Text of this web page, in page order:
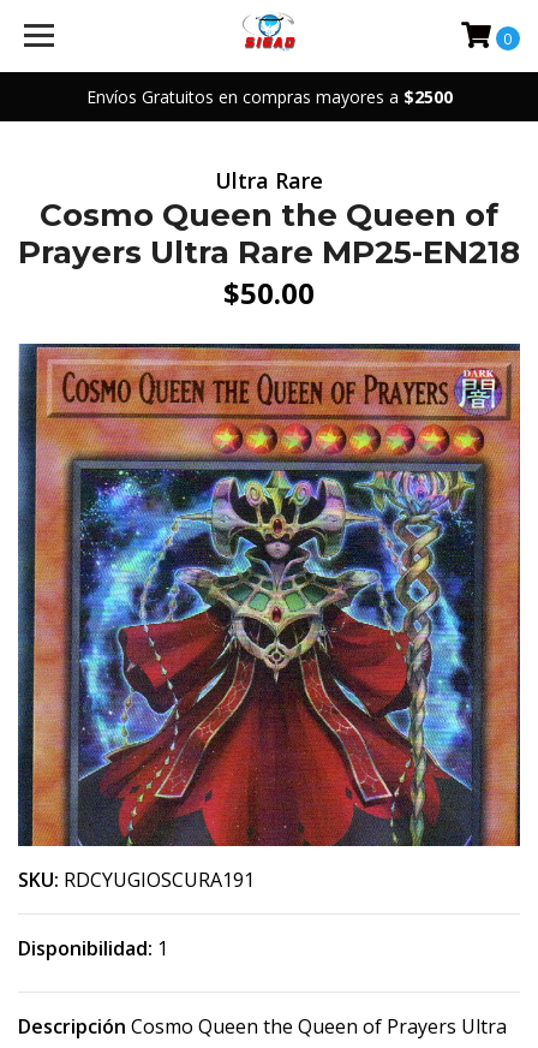
Envíos Gratuitos en compras mayores a $2500
0
Ultra Rare
Cosmo Queen the Queen of
Prayers Ultra Rare MP25-EN218
$50.00
SKU: RDCYUGIOSCURA191
Disponibilidad: 1
Descripción Cosmo Queen the Queen of Prayers Ultra